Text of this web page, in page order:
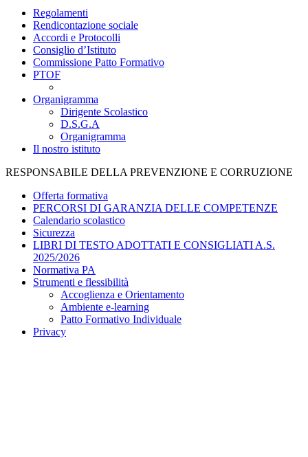
Regolamenti
Rendicontazione sociale
Accordi e Protocolli
Consiglio d’Istituto
Commissione Patto Formativo
PTOF
Organigramma
Dirigente Scolastico
D.S.G.A
Organigramma
Il nostro istituto
RESPONSABILE DELLA PREVENZIONE E CORRUZIONE
Offerta formativa
PERCORSI DI GARANZIA DELLE COMPETENZE
Calendario scolastico
Sicurezza
LIBRI DI TESTO ADOTTATI E CONSIGLIATI A.S.
2025/2026
Normativa PA
Strumenti e flessibilità
Accoglienza e Orientamento
Ambiente e-learning
Patto Formativo Individuale
Privacy